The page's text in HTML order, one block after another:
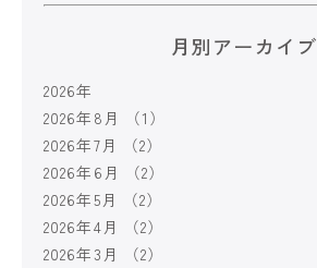
月別アーカイブ
2026年
2026年8月
（1）
2026年7月
（2）
2026年6月
（2）
2026年5月
（2）
2026年4月
（2）
2026年3月
（2）